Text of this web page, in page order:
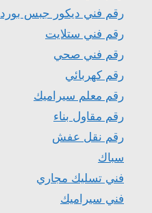
رقم فني ديكور جبس بورد
رقم فني ستلايت
رقم فني صحي
رقم كهربائي
رقم معلم سيراميك
رقم مقاول بناء
رقم نقل عفش
سباك
فني تسليك مجاري
فني سيراميك